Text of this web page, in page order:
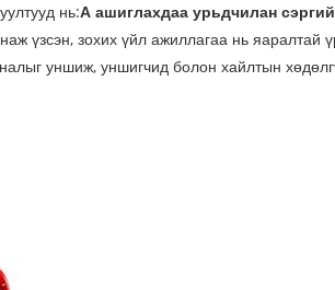
нь:А ашиглахдаа урьдчилан
үзсэн, зохих үйл ажиллагаа нь яаралтай
уншиж, уншигчид болон хайлтын